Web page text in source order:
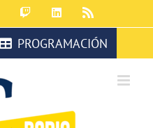
TwitchLinkedIn
PROGRAMACIÓN